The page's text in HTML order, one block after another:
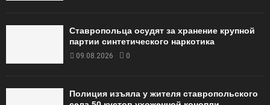
Ставропольца осудят за хранение крупной
партии синтетического наркотика
09.08.2026 0
Полиция изъяла у жителя ставропольского